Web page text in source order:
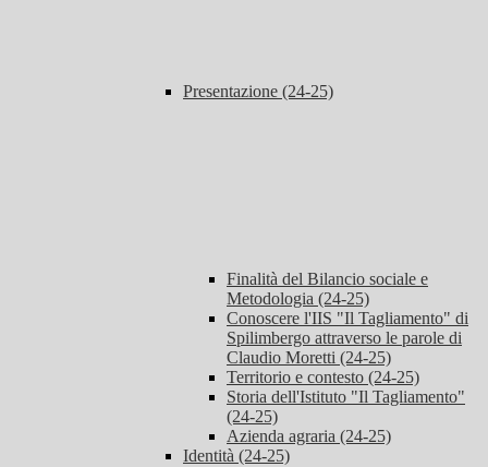
Presentazione (24-25)
Finalità del Bilancio sociale e
Metodologia (24-25)
Conoscere l'IIS "Il Tagliamento" di
Spilimbergo attraverso le parole di
Claudio Moretti (24-25)
Territorio e contesto (24-25)
Storia dell'Istituto "Il Tagliamento"
(24-25)
Azienda agraria (24-25)
Identità (24-25)